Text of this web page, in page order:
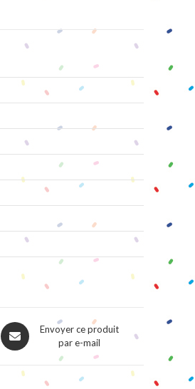
Opens
in
Envoyer ce produit
par e-mail